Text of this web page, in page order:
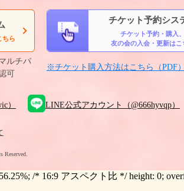
ちら
ルチパ
可
チケット予約シス
チケット予約・購入、
友の会の入会・更新はこ
※チケット購入方法はこちら（PDF）
） LINE公式アカウント（@666hyvqp）
/* 16:9 アスペクト比 */ height: 0;